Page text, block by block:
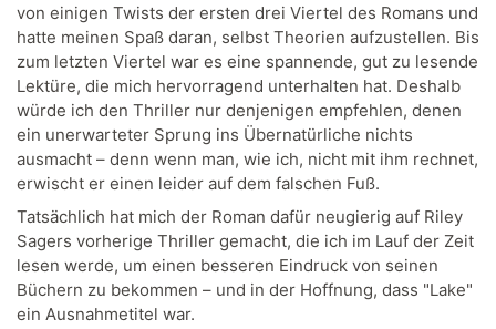
von einigen Twists der ersten drei Viertel des Romans und
hatte meinen Spaß daran, selbst Theorien aufzustellen. Bis
zum letzten Viertel war es eine spannende, gut zu lesende
Lektüre, die mich hervorragend unterhalten hat. Deshalb
würde ich den Thriller nur denjenigen empfehlen, denen
ein unerwarteter Sprung ins Übernatürliche nichts
ausmacht – denn wenn man, wie ich, nicht mit ihm rechnet,
erwischt er einen leider auf dem falschen Fuß.
Tatsächlich hat mich der Roman dafür neugierig auf Riley
Sagers vorherige Thriller gemacht, die ich im Lauf der Zeit
lesen werde, um einen besseren Eindruck von seinen
Büchern zu bekommen – und in der Hoffnung, dass "Lake"
ein Ausnahmetitel war.